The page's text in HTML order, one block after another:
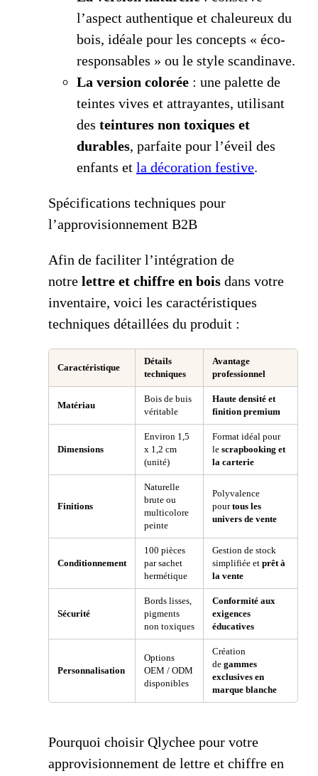
l’aspect authentique et chaleureux du
bois, idéale pour les concepts « éco-
responsables » ou le style scandinave.
La version colorée : une palette de
teintes vives et attrayantes, utilisant
des teintures non toxiques et
durables, parfaite pour l’éveil des
enfants et la décoration festive.
Spécifications techniques pour
l’approvisionnement B2B
Afin de faciliter l’intégration de
notre lettre et chiffre en bois dans votre
inventaire, voici les caractéristiques
techniques détaillées du produit :
Caractéristique
Détails
techniques
Avantage
professionnel
Matériau
Bois de buis
véritable
Haute densité et
finition premium
Dimensions
Environ 1,5
x 1,2 cm
(unité)
Format idéal pour
le scrapbooking et
la carterie
Finitions
Naturelle
brute ou
multicolore
peinte
Polyvalence
pourtous les
univers de vente
Conditionnement
100 pièces
par sachet
hermétique
Gestion de stock
simplifiée et prêt à
la vente
Sécurité
Bords lisses,
pigments
non toxiques
Conformité aux
exigences
éducatives
Personnalisation
Options
OEM / ODM
disponibles
Création
de gammes
exclusives en
marque blanche
Pourquoi choisir Qlychee pour votre
approvisionnement de lettre et chiffre en